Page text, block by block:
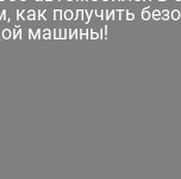
как получить
машины!